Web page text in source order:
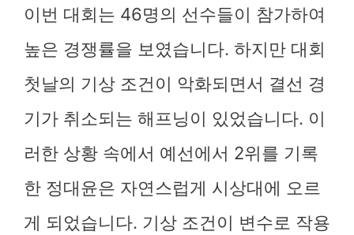
이번 대회는 46명의 선수들이 참가하여
높은 경쟁률을 보였습니다. 하지만 대회
첫날의 기상 조건이 악화되면서 결선 경
기가 취소되는 해프닝이 있었습니다. 이
러한 상황 속에서 예선에서 2위를 기록
한 정대윤은 자연스럽게 시상대에 오르
게 되었습니다. 기상 조건이 변수로 작용